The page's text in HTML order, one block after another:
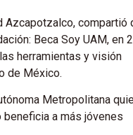
Azcapotzalco, compartió
Beca Soy UAM, en
herramientas y visión
de México.
Metropolitana
a más jóvenes